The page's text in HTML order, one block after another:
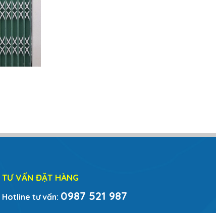
TƯ VẤN ĐẶT HÀNG
Hotline tư vấn: 0987 521 987